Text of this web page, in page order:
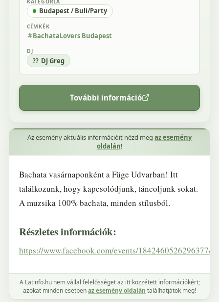
Budapest / Buli/Party
CÍMKÉK
BachataLovers Budapest
DJ
DJ Greg
További információ
Az esemény aktuális információit nézd meg az esemény
oldalán!
Bachata vasárnaponként a Füge Udvarban! Itt
találkozunk, hogy kapcsolódjunk, táncoljunk sokat.
A muzsika 100% bachata, minden stílusból.
Részletes információk:
https://www.facebook.com/events/1842460526296377/
A Latinfo.hu nem vállal felelősséget az itt közzétett információkért;
azokat minden esetbenaz esemény oldalán találhatjátok meg!